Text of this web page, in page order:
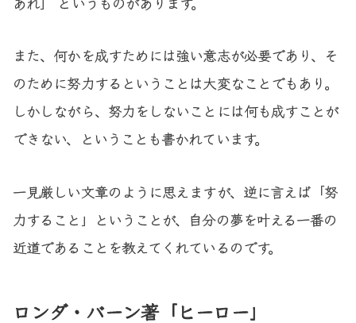
また、何かを成すためには強い意志が必要であり、そ
のために努力するということは大変なことでもあり。
しかしながら、努力をしないことには何も成すことが
できない、ということも書かれています。
一見厳しい文章のように思えますが、逆に言えば「努
力すること」ということが、自分の夢を叶える一番の
近道であることを教えてくれているのです。
ロンダ・バーン著「ヒーロー」